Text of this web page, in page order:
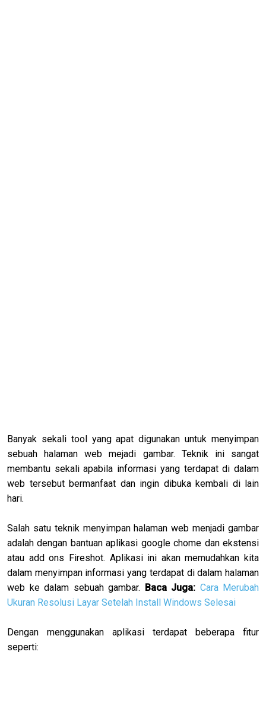
Banyak sekali tool yang apat digunakan untuk menyimpan
sebuah halaman web mejadi gambar. Teknik ini sangat
membantu sekali apabila informasi yang terdapat di dalam
web tersebut bermanfaat dan ingin dibuka kembali di lain
hari.
Salah satu teknik menyimpan halaman web menjadi gambar
adalah dengan bantuan aplikasi google chome dan ekstensi
atau add ons Fireshot. Aplikasi ini akan memudahkan kita
dalam menyimpan informasi yang terdapat di dalam halaman
web ke dalam sebuah gambar. Baca Juga: Cara Merubah
Ukuran Resolusi Layar Setelah Install Windows Selesai
Dengan menggunakan aplikasi terdapat beberapa fitur
seperti: